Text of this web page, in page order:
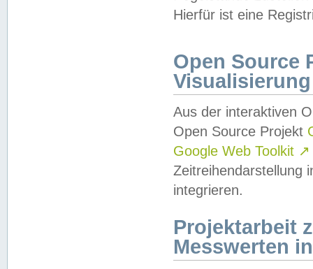
Hierfür ist eine
Open Source
Visualisierung
Aus der interaktiven
Open Source Projekt
Google Web Toolkit ↗
Zeitreihendarstellung
integrieren.
Projektarbeit
Messwerten